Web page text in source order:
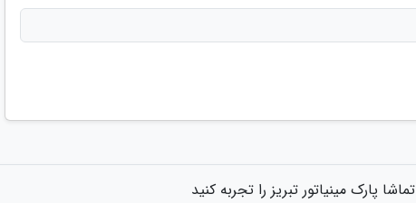
تماشا پارک مینیاتور تبریز را تجربه کنید